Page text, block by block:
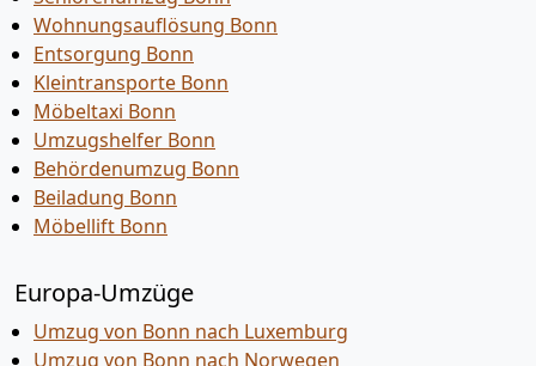
Wohnungsauflösung Bonn
Entsorgung Bonn
Kleintransporte Bonn
Möbeltaxi Bonn
Umzugshelfer Bonn
Behördenumzug Bonn
Beiladung Bonn
Möbellift Bonn
Europa-Umzüge
Umzug von Bonn nach Luxemburg
Umzug von Bonn nach Norwegen